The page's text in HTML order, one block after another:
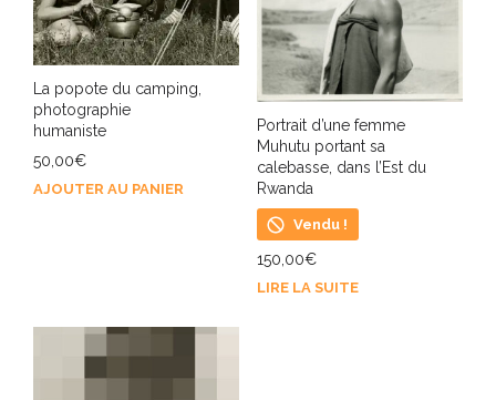
La popote du camping,
photographie
humaniste
50,00€
AJOUTER AU PANIER
Portrait d’une femme
Muhutu portant sa
calebasse, dans l’Est du
Rwanda
Vendu !
150,00€
LIRE LA SUITE